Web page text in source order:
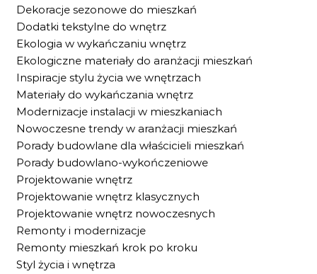
Dekoracje sezonowe do mieszkań
Dodatki tekstylne do wnętrz
Ekologia w wykańczaniu wnętrz
Ekologiczne materiały do aranżacji mieszkań
Inspiracje stylu życia we wnętrzach
Materiały do wykańczania wnętrz
Modernizacje instalacji w mieszkaniach
Nowoczesne trendy w aranżacji mieszkań
Porady budowlane dla właścicieli mieszkań
Porady budowlano-wykończeniowe
Projektowanie wnętrz
Projektowanie wnętrz klasycznych
Projektowanie wnętrz nowoczesnych
Remonty i modernizacje
Remonty mieszkań krok po kroku
Styl życia i wnętrza